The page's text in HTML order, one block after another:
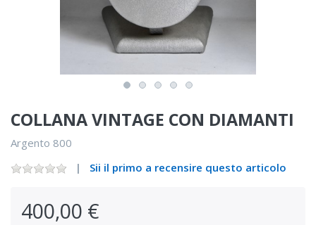
COLLANA VINTAGE CON DIAMANTI
Argento 800
Sii il primo a recensire questo articolo
400,00 €